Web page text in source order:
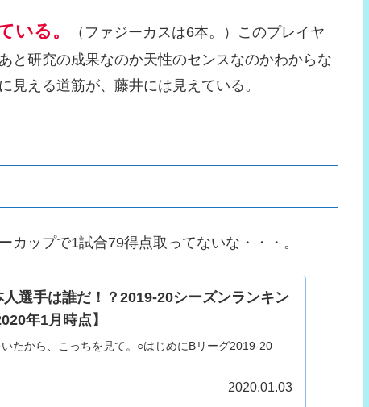
いる。
（ファジーカスは6本。）このプレイヤ
と研究の成果なのか天性のセンスなのかわからな
見える道筋が、藤井には見えている。
ップで1試合79得点取ってないな・・・。
選手は誰だ！？2019-20シーズンランキン
年1月時点】
たから、こっちを見て。○はじめにBリーグ2019-20
2020.01.03